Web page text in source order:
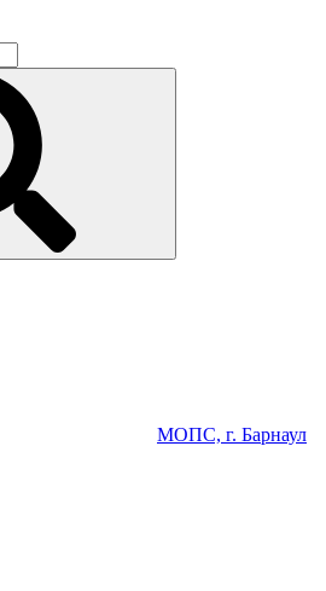
МОПС, г. Барнаул